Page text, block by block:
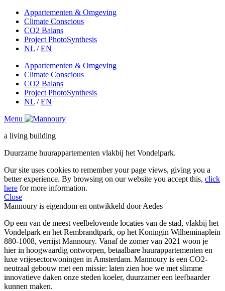
Appartementen & Omgeving
Climate Conscious
CO2 Balans
Project PhotoSynthesis
NL /EN
Appartementen & Omgeving
Climate Conscious
CO2 Balans
Project PhotoSynthesis
NL /EN
Menu
a living building
Duurzame huurappartementen vlakbij het Vondelpark.
Our site uses cookies to remember your page views, giving you a
better experience. By browsing on our website you accept this, click
here for more information.
Close
Mannoury is eigendom en ontwikkeld door Aedes
Op een van de meest veelbelovende locaties van de stad, vlakbij het
Vondelpark en het Rembrandtpark, op het Koningin Wilheminaplein
880-1008, verrijst Mannoury. Vanaf de zomer van 2021 woon je
hier in hoogwaardig ontworpen, betaalbare huurappartementen en
luxe vrijesectorwoningen in Amsterdam. Mannoury is een CO2-
neutraal gebouw met een missie: laten zien hoe we met slimme
innovatieve daken onze steden koeler, duurzamer een leefbaarder
kunnen maken.